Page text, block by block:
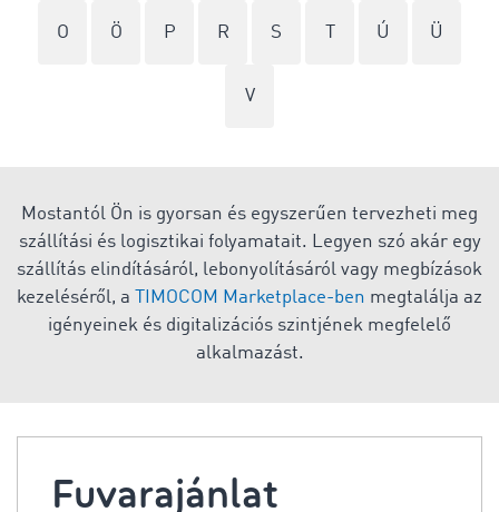
O Ö P R S Ú Ü
V
Mostantól Ön is gyorsan és egyszerűen tervezheti meg
szállítási és logisztikai folyamatait. Legyen szó akár egy
szállítás elindításáról, lebonyolításáról vagy megbízások
kezeléséről, a
TIMOCOM Marketplace-ben megtalálja az
igényeinek és digitalizációs szintjének megfelelő
alkalmazást.
Fuvarajánlat